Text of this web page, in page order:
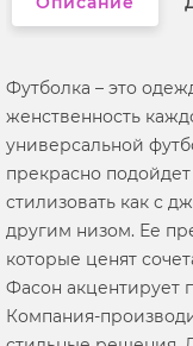
Футболка – это
женственность
универсальной
прекрасно
стилизовать как с
другим низом. Ее
которые ценят
Фасон акцентирует
Компания-